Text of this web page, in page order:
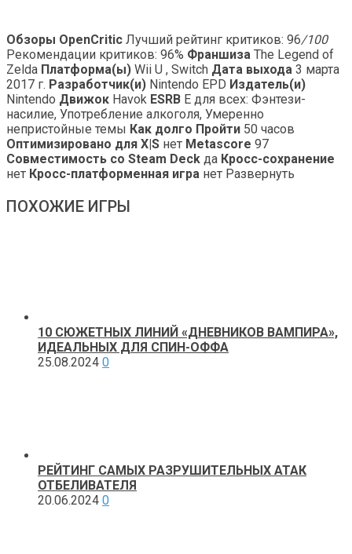
Обзоры OpenCritic Лучший рейтинг критиков: 96/100
Рекомендации критиков: 96% Франшиза The Legend of
Zelda Платформа(ы) Wii U , Switch Дата выхода 3 марта
2017 г. Разработчик(и) Nintendo EPD Издатель(и)
Nintendo Движок Havok ESRB E для всех: Фэнтези-
насилие, Употребление алкоголя, Умеренно
непристойные темы Как долго Пройти 50 часов
Оптимизировано для X|S нет Metascore 97
Совместимость со Steam Deck да Кросс-сохранение
нет Кросс-платформенная игра нет Развернуть
ПОХОЖИЕ ИГРЫ
10 СЮЖЕТНЫХ ЛИНИЙ «ДНЕВНИКОВ ВАМПИРА»,
ИДЕАЛЬНЫХ ДЛЯ СПИН-ОФФА
25.08.2024 0
РЕЙТИНГ САМЫХ РАЗРУШИТЕЛЬНЫХ АТАК
ОТБЕЛИВАТЕЛЯ
20.06.2024 0